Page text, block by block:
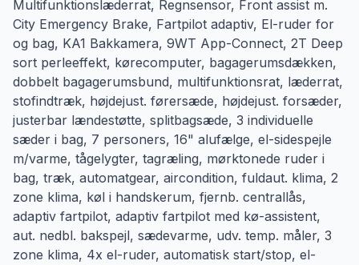
Multifunktionslæderrat, Regnsensor, Front assist m.
City Emergency Brake, Fartpilot adaptiv, El-ruder for
og bag, KA1 Bakkamera, 9WT App-Connect, 2T Deep
sort perleeffekt, kørecomputer, bagagerumsdækken,
dobbelt bagagerumsbund, multifunktionsrat, læderrat,
stofindtræk, højdejust. førersæde, højdejust. forsæder,
justerbar lændestøtte, splitbagsæde, 3 individuelle
sæder i bag, 7 personers, 16" alufælge, el-sidespejle
m/varme, tågelygter, tagræling, mørktonede ruder i
bag, træk, automatgear, aircondition, fuldaut. klima, 2
zone klima, køl i handskerum, fjernb. centrallås,
adaptiv fartpilot, adaptiv fartpilot med kø-assistent,
aut. nedbl. bakspejl, sædevarme, udv. temp. måler, 3
zone klima, 4x el-ruder, automatisk start/stop, el-